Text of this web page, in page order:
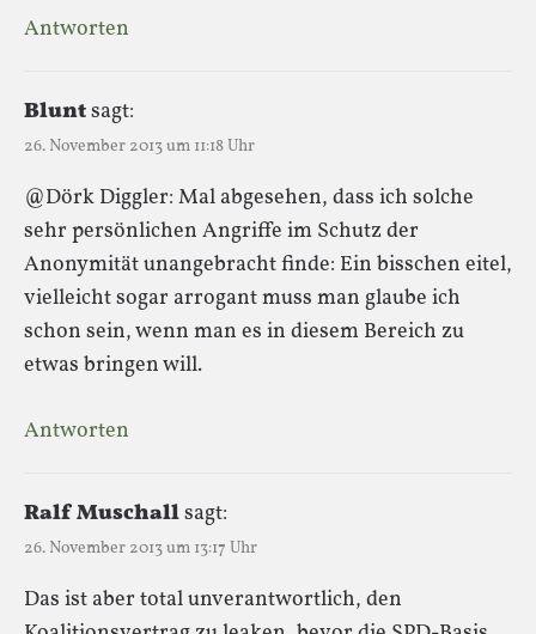
Antworten
Bluntsagt:
26. November 2013 um 11:18 Uhr
@Dörk Diggler: Mal abgesehen, dass ich solche
sehr persönlichen Angriffe im Schutz der
Anonymität unangebracht finde: Ein bisschen eitel,
vielleicht sogar arrogant muss man glaube ich
schon sein, wenn man es in diesem Bereich zu
etwas bringen will.
Antworten
Ralf Muschallsagt:
26. November 2013 um 13:17 Uhr
Das ist aber total unverantwortlich, den